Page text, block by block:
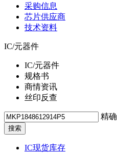
采购信息
芯片供应商
技术资料
IC/元器件
IC/元器件
规格书
商情资讯
丝印反查
精确
IC现货库存